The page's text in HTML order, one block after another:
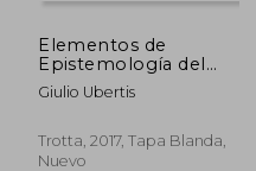
45%
dcto. $ 40.20
Elementos de
Epistemología del
Proceso Judicial
Giulio Ubertis
Trotta, 2017, Tapa Blanda,
Nuevo